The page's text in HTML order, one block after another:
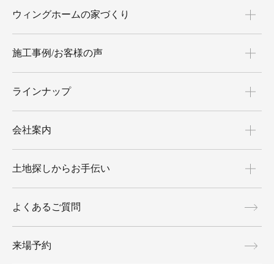
ウィングホームの家づくり
施工事例/お客様の声
ラインナップ
会社案内
土地探しからお手伝い
よくあるご質問
来場予約